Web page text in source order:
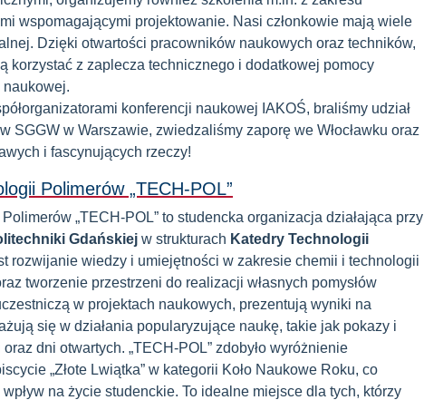
wspomagającymi projektowanie. Nasi członkowie mają wiele
Dzięki otwartości pracowników naukowych oraz techników,
korzystać z zaplecza technicznego i dodatkowej pomocy
konferencji naukowej IAKOŚ, braliśmy udział
SGGW w Warszawie, zwiedzaliśmy zaporę we Włocławku oraz
i fascynujących rzeczy!
Polimerów „TECH-POL”
„TECH-POL” to studencka organizacja działająca przy
Gdańskiej w strukturach Katedry Technologii
rozwijanie wiedzy i umiejętności w zakresie chemii i technologii
tworzenie przestrzeni do realizacji własnych pomysłów
w projektach naukowych, prezentują wyniki na
się w działania popularyzujące naukę, takie jak pokazy i
dni otwartych. „TECH-POL” zdobyło wyróżnienie
„Złote Lwiątka” w kategorii Koło Naukowe Roku, co
na życie studenckie. To idealne miejsce dla tych, którzy